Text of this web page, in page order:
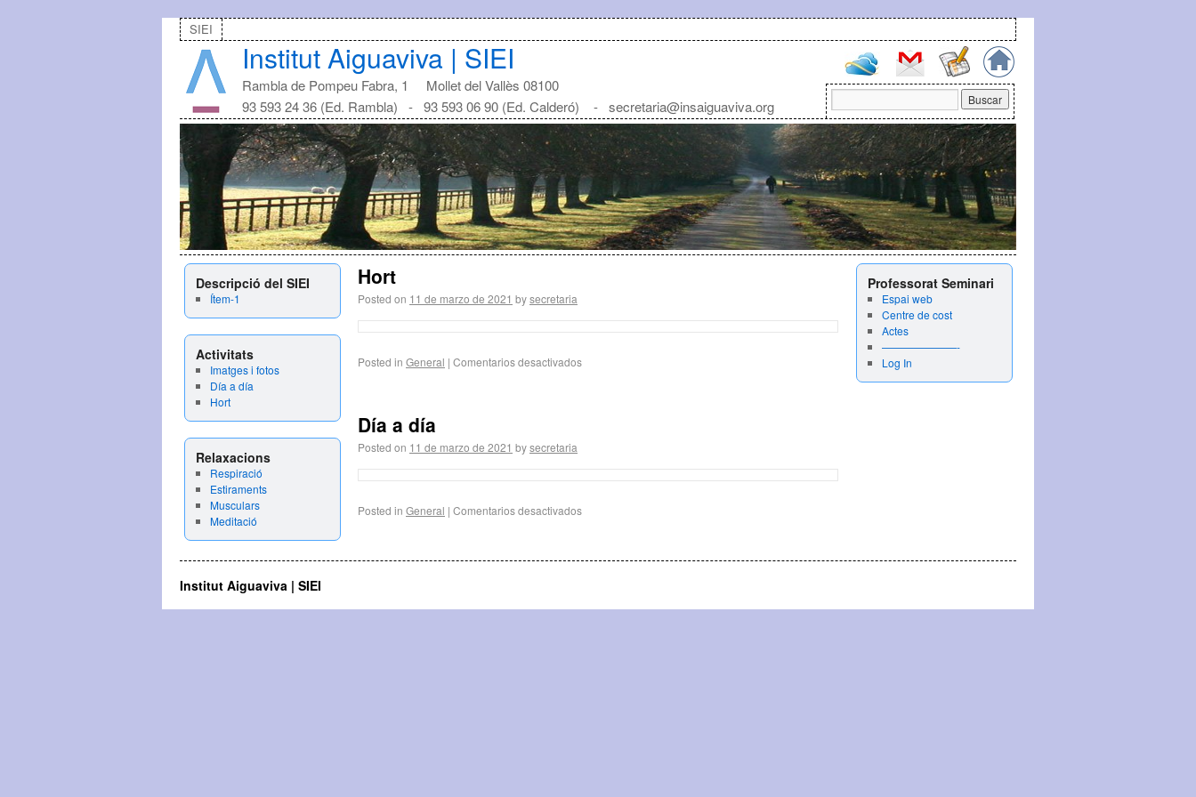
SIEI
Institut Aiguaviva | SIEI
Rambla de Pompeu Fabra, 1 Mollet del Vallès 08100
93 593 24 36 (Ed. Rambla) - 93 593 06 90 (Ed. Calderó) - secretaria@insaiguaviva.org
Descripció del SIEI
Ítem-1
Activitats
Imatges i fotos
Día a día
Hort
Relaxacions
Respiració
Estiraments
Musculars
Meditació
Professorat Seminari
Espai web
Centre de cost
Actes
———————-
Log In
Hort
Posted on 11 de marzo de 2021 bysecretaria
Posted in General | Comentarios desactivados
Día a día
Posted on 11 de marzo de 2021 bysecretaria
Posted in General | Comentarios desactivados
Institut Aiguaviva | SIEI